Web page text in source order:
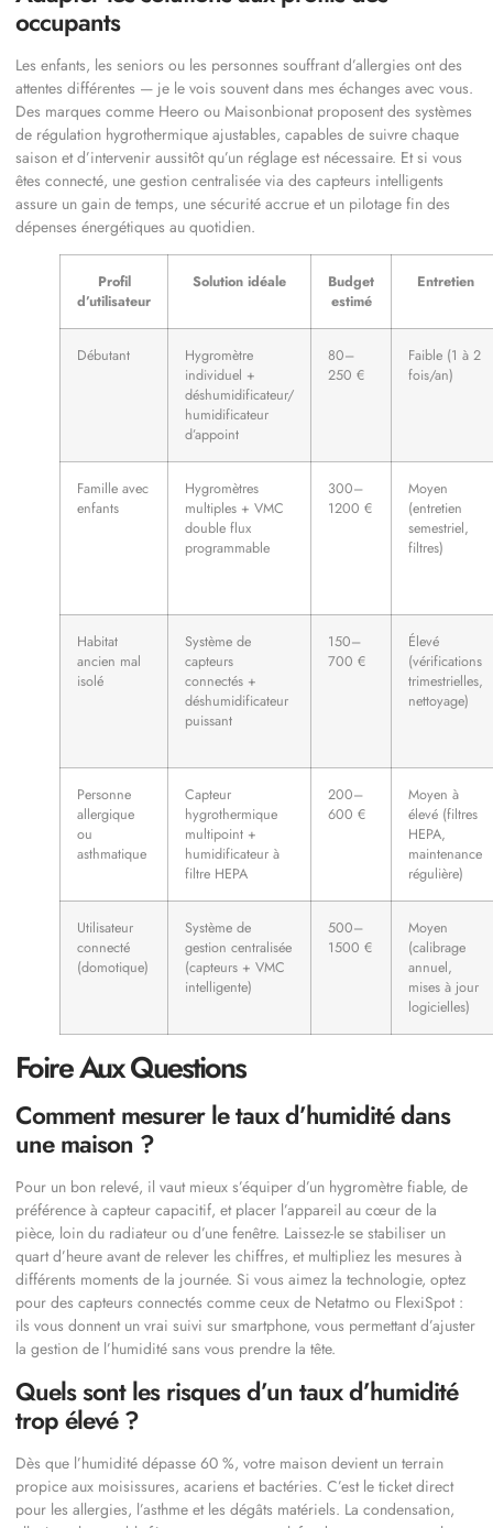
occupants
Les enfants, les seniors ou les personnes souffrant d’allergies ont des
attentes différentes — je le vois souvent dans mes échanges avec vous.
Des marques comme Heero ou Maisonbionat proposent des systèmes
de régulation hygrothermique ajustables, capables de suivre chaque
saison et d’intervenir aussitôt qu’un réglage est nécessaire. Et si vous
êtes connecté, une gestion centralisée via des capteurs intelligents
assure un gain de temps, une sécurité accrue et un pilotage fin des
dépenses énergétiques au quotidien.
Profil
d’utilisateur
Solution idéale
Budget
estimé
Entretien
Débutant
Hygromètre
individuel +
déshumidificateur/
humidificateur
d’appoint
80–
250 €
Faible (1 à 2
fois/an)
Famille avec
enfants
Hygromètres
multiples + VMC
double flux
programmable
300–
1200 €
Moyen
(entretien
semestriel,
filtres)
Habitat
ancien mal
isolé
Système de
capteurs
connectés +
déshumidificateur
puissant
150–
700 €
Élevé
(vérifications
trimestrielles,
nettoyage)
Personne
allergique
ou
asthmatique
Capteur
hygrothermique
multipoint +
humidificateur à
filtre HEPA
200–
600 €
Moyen à
élevé (filtres
HEPA,
maintenance
régulière)
Utilisateur
connecté
(domotique)
Système de
gestion centralisée
(capteurs + VMC
intelligente)
500–
1500 €
Moyen
(calibrage
annuel,
mises à jour
logicielles)
Foire Aux Questions
Comment mesurer le taux d’humidité dans
une maison ?
Pour un bon relevé, il vaut mieux s’équiper d’un hygromètre fiable, de
préférence à capteur capacitif, et placer l’appareil au cœur de la
pièce, loin du radiateur ou d’une fenêtre. Laissez-le se stabiliser un
quart d’heure avant de relever les chiffres, et multipliez les mesures à
différents moments de la journée. Si vous aimez la technologie, optez
pour des capteurs connectés comme ceux de Netatmo ou FlexiSpot :
ils vous donnent un vrai suivi sur smartphone, vous permettant d’ajuster
la gestion de l’humidité sans vous prendre la tête.
Quels sont les risques d’un taux d’humidité
trop élevé ?
Dès que l’humidité dépasse 60 %, votre maison devient un terrain
propice aux moisissures, acariens et bactéries. C’est le ticket direct
pour les allergies, l’asthme et les dégâts matériels. La condensation,